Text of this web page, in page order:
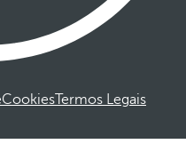
CookiesTermos Legais